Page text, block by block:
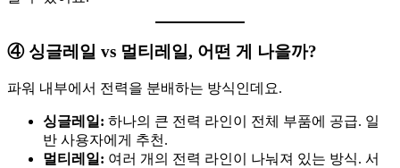
④ 싱글레일 vs 멀티레일, 어떤 게 나을까?
파워 내부에서 전력을 분배하는 방식인데요.
싱글레일: 하나의 큰 전력 라인이 전체 부품에 공급. 일
반 사용자에게 추천.
멀티레일: 여러 개의 전력 라인이 나눠져 있는 방식. 서